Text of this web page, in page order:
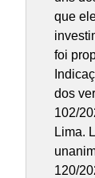
que
foi
dos
102/
Lima.
120/